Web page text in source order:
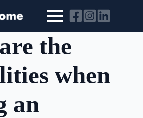
the
when
an